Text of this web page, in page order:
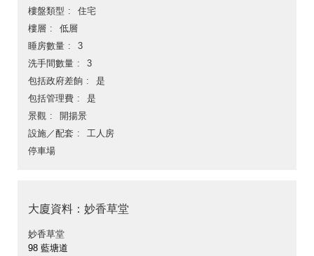
樓盤類型
住宅
樓層
低層
睡房數量
3
洗手間數量
3
包括政府差餉
是
包括管理費
是
景觀
開揚景
設施／配套
工人房
停車場
大廈資料：妙香草堂
妙香草堂
98 藍塘道